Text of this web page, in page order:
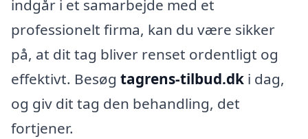
indgår i et samarbejde med et
professionelt firma, kan du være sikker
på, at dit tag bliver renset ordentligt og
effektivt. Besøg tagrens-tilbud.dk i dag,
og giv dit tag den behandling, det
fortjener.